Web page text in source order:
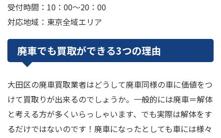
受付時間：10：00～20：00
対応地域：東京全域エリア
廃車でも買取ができる3つの理由
大田区の廃車買取業者はどうして廃車同様の車に価値をつ
けて買取りが出来るのでしょうか。一般的には廃車＝解体
と考える方が多くいらっしゃいます、でも実際は解体をす
るだけではないのです！廃車になったとしても車には様々